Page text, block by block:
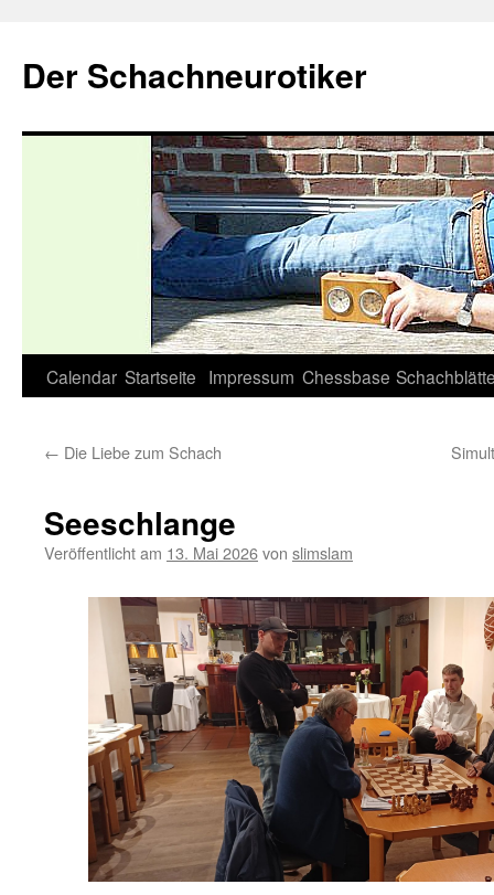
springen
Der Schachneurotiker
Calendar Startseite Impressum Chessbase
← Die Liebe zum Schach
Seeschlange
Veröffentlicht am 13. Mai 2026von slimslam